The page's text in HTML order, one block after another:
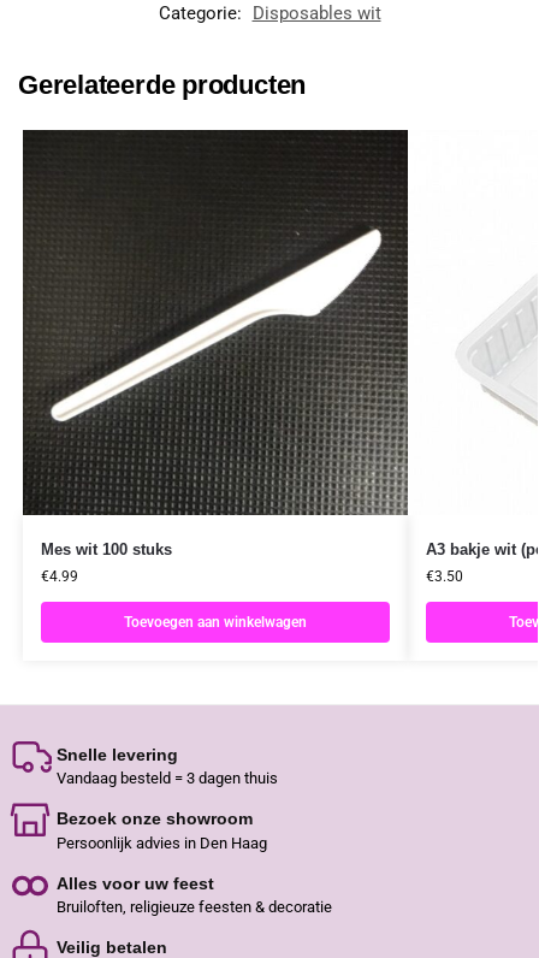
Categorie:
Disposables wit
Gerelateerde producten
Mes wit 100 stuks
€4.99
Toevoegen aan winkelwagen
A3 bakje wit
€3.50
Snelle levering
Vandaag besteld = 3 dagen thuis
Bezoek onze showroom
Persoonlijk advies in Den Haag
Alles voor uw feest
Bruiloften, religieuze feesten & decoratie
Veilig betalen